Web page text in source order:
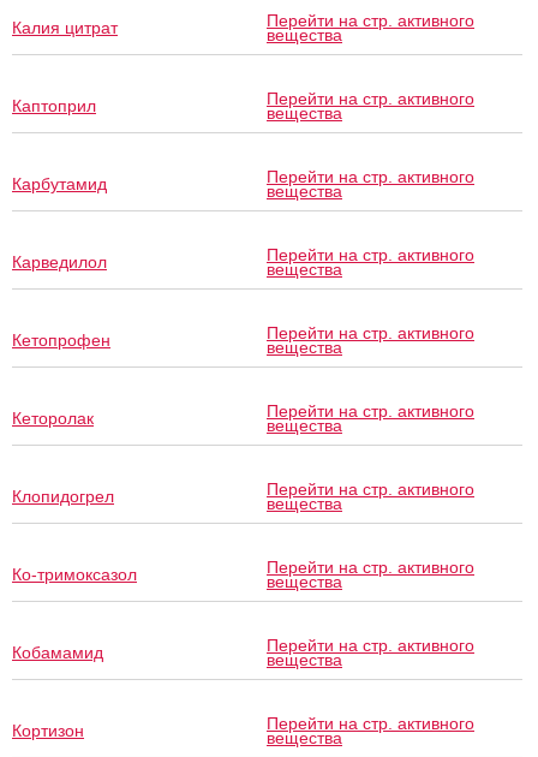
Калия цитрат Перейти на стр. активного
вещества
Каптоприл Перейти на стр. активного
вещества
Карбутамид Перейти на стр. активного
вещества
Карведилол Перейти на стр. активного
вещества
Кетопрофен Перейти на стр. активного
вещества
Кеторолак Перейти на стр. активного
вещества
Клопидогрел Перейти на стр. активного
вещества
Ко-тримоксазол Перейти на стр. активного
вещества
Кобамамид Перейти на стр. активного
вещества
Кортизон Перейти на стр. активного
вещества